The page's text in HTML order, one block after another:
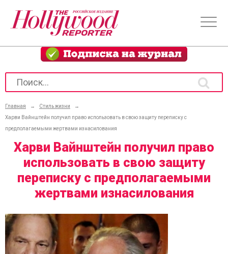
Главная → Стиль жизни
→
Харви Вайнштейн получил право использовать в свою защиту переписку с
предполагаемыми жертвами изнасилования
Харви Вайнштейн получил право
использовать в свою защиту
переписку с предполагаемыми
жертвами изнасилования